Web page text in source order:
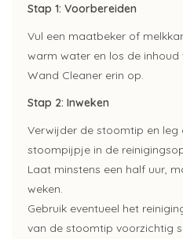
Stap 1: Voorbereiden
Vul een maatbeker of
warm water en los de inhoud
Wand Cleaner erin op.
Stap 2: Inweken
Verwijder de stoomtip en leg
stoompijpje in de
Laat minstens een half uur,
weken.
Gebruik eventueel het
van de stoomtip voorzichtig